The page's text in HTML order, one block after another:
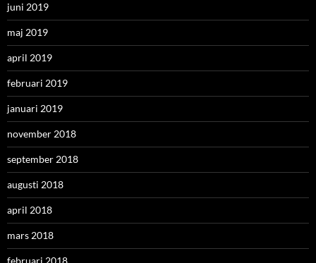
juni 2019
maj 2019
april 2019
februari 2019
januari 2019
november 2018
september 2018
augusti 2018
april 2018
mars 2018